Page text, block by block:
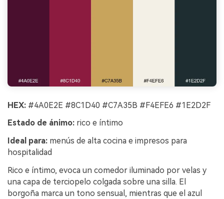
HEX: #4A0E2E #8C1D40 #C7A35B #F4EFE6 #1E2D2F
Estado de ánimo: rico e íntimo
Ideal para: menús de alta cocina e impresos para
hospitalidad
Rico e íntimo, evoca un comedor iluminado por velas y
una capa de terciopelo colgada sobre una silla. El
borgoña marca un tono sensual, mientras que el azul